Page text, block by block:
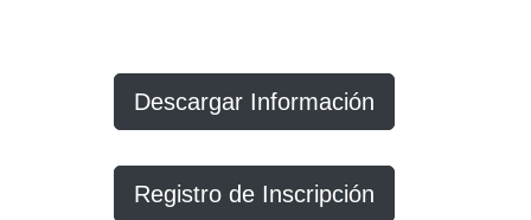
Descargar Información
Registro de Inscripción